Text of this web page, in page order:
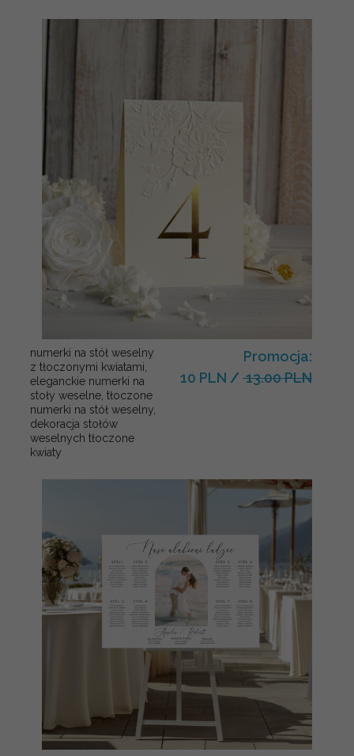
numerki na stół weselny
z tłoczonymi kwiatami,
eleganckie numerki na
stoły weselne, tłoczone
numerki na stół weselny,
dekoracja stołów
weselnych tłoczone
kwiaty
Promocja:
10 PLN / 13.00 PLN